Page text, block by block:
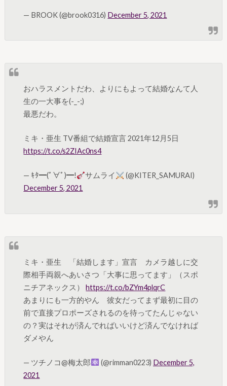
— BROOK (@brook0316) December 5, 2021
おハラスメントだわ、よりにもよって結婚なんて人
生の一大事を(-_-;)
最悪だわ。
ミキ・亜生 TV番組で結婚宣言 2021年12月5日
https://t.co/s2ZIAc0ns4
— ｷﾀ━(ﾟ∀ﾟ)━! サムライ
(@KITER_SAMURAI)
December 5, 2021
ミキ・亜生 「結婚します」宣言 カメラ越しに交
際相手両親へあいさつ「大事に思ってます」（スポ
ニチアネックス）https://t.co/bZYm4plqrC
あまりにも一方的やん 彼女だってまず最初に目の
前で直接プロポーズされるのを待ってたんじゃない
の？実はそれが済んでればいいけど済んでなければ
ダメやん
— ツチノコ@梅太郎 (@rimman0223) December 5,
2021